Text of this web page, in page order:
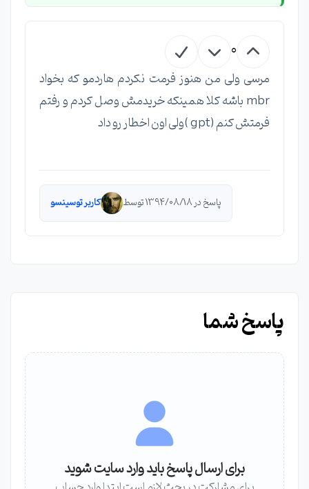
0
مرسی ولی من هنوز فرمت نکردم هاردمو که بخواد
mbr باشه کلا همینکه خریدمش وصل کردم و رفتم
فرمتش کنم (gpt )ولی اون اخطار رو داد
پاسخ در 1394/08/18 توسط کاربر توسینسو
پاسخ شما
برای ارسال پاسخ باید وارد سایت شوید